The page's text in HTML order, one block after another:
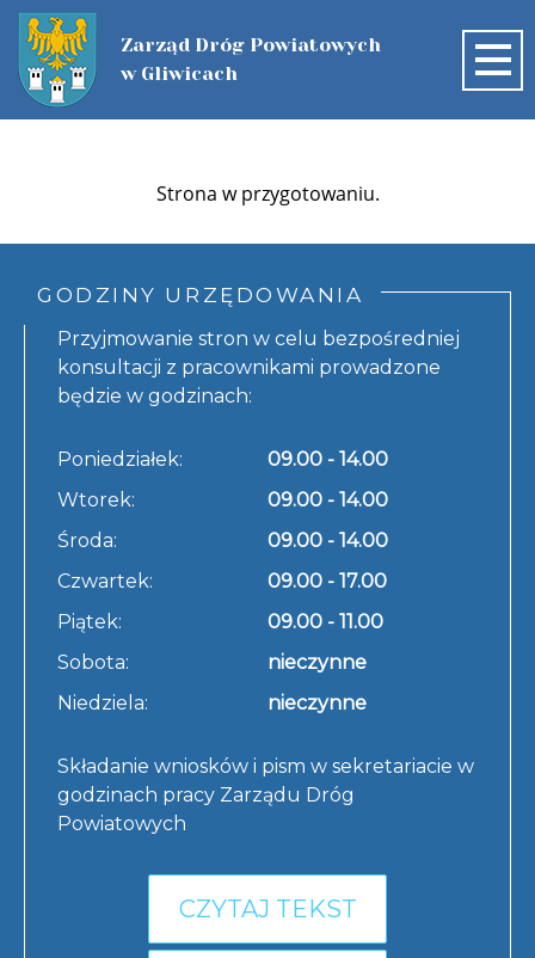
Zarząd Dróg Powiatowych
w Gliwicach
AKTUALNOŚCI
ZADANIA DOFINANSOWANE ZE
ŚRODKÓW ZEWNĘTRZNYCH
WZORY DOKUMENTÓW
ZAMÓWIENIA PUBLICZNE
PLAN POSTĘPOWAŃ
ZAMÓWIENIA USTAWOWE
ZAMÓWIENIA DO 170.000
INNE POSTĘPOWANIA
SIEĆ DRÓG
SIEĆ DRÓG
MAPA DRÓG
NABÓR
NABÓR
KONTAKT
Strona w przygotowaniu.
GODZINY URZĘDOWANIA
Przyjmowanie stron w celu bezpośredniej
konsultacji z pracownikami prowadzone
będzie w godzinach:
Poniedziałek:
09.00 - 14.00
Wtorek:
09.00 - 14.00
Środa:
09.00 - 14.00
Czwartek:
09.00 - 17.00
Piątek:
09.00 - 11.00
Sobota:
nieczynne
Niedziela:
nieczynne
Składanie wniosków i pism w sekretariacie w
godzinach pracy Zarządu Dróg
Powiatowych
CZYTAJ TEKST